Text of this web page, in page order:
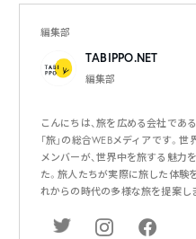
編集部
TABIPPO.NET
編集部
こんにちは、旅を広める会社であ
「旅」の総合WEBメディアです。
メンバーが、世界中を旅する魅力
た。旅人たちが実際に旅した体験
れからの時代の多様な旅を提案し